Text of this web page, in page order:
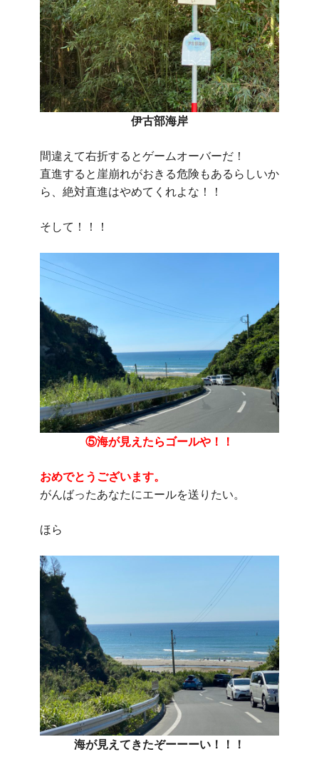
伊古部海岸
間違えて右折するとゲームオーバーだ！
直進すると崖崩れがおきる危険もあるらしいか
ら、絶対直進はやめてくれよな！！
そして！！！
⑤海が見えたらゴールや！！
おめでとうございます。
がんばったあなたにエールを送りたい。
ほら
海が見えてきたぞーーーい！！！